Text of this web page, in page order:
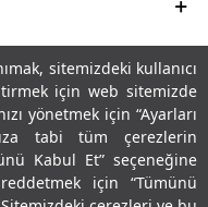
sitemizdeki kullanıcı
için web sitemizde
yönetmek için “Ayarları
tabi tüm çerezlerin
Kabul Et” seçeneğine
için “Tümünü